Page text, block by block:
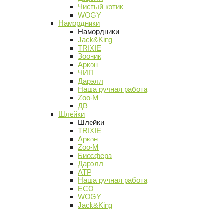
Чистый котик
WOGY
Намордники
Намордники
Jack&King
TRIXIE
Зооник
Аркон
ЧИП
Дарэлл
Наша ручная работа
Zoo-M
ДВ
Шлейки
Шлейки
TRIXIE
Аркон
Zoo-M
Биосфера
Дарэлл
АТР
Наша ручная работа
ECO
WOGY
Jack&King